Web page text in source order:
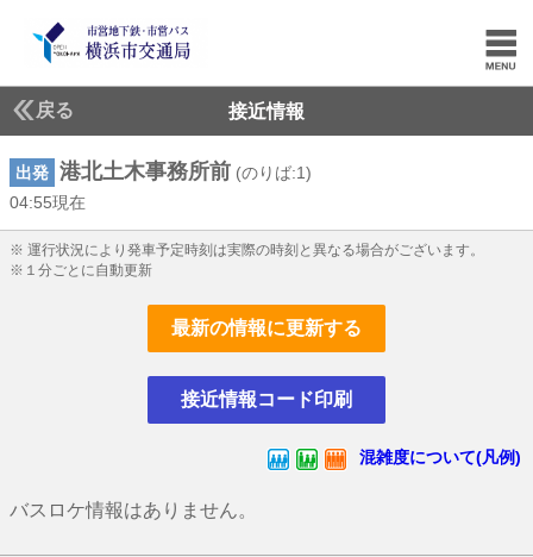
戻る 接近情報
出発 港北土木事務所前 (のりば:1)
04:55現在
※ 運行状況により発車予定時刻は実際の時刻と異なる場合がございます。
※１分ごとに自動更新
最新の情報に更新する
接近情報コード印刷
混雑度について(凡例)
バスロケ情報はありません。